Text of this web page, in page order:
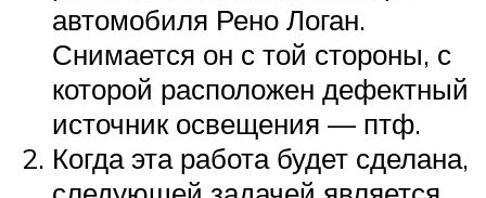
автомобиля Рено Логан.
Снимается он с той стороны, с
которой расположен дефектный
источник освещения — птф.
Когда эта работа будет сделана,